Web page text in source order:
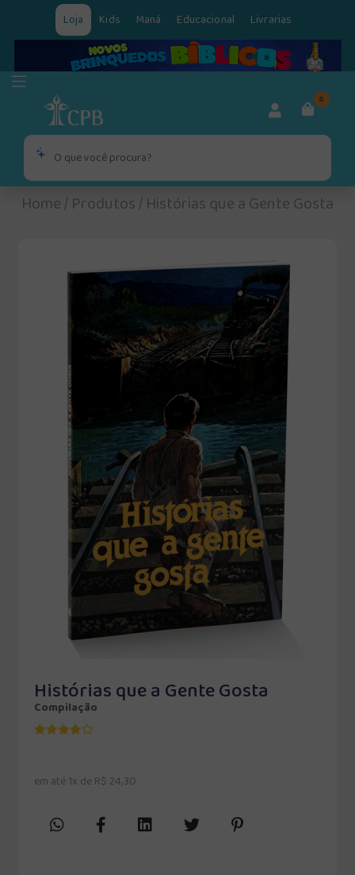
Loja Kids Maná Educacional Livrarias
0
Home/Produtos/Histórias que a Gente Gosta
Histórias que a Gente Gosta
Compilação
em até 1x de R$ 24,30